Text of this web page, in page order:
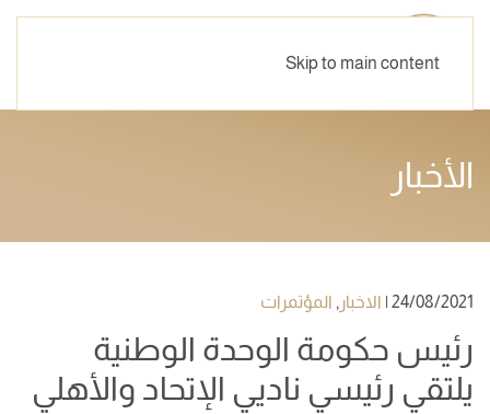
Skip to main content
الأخبار
24/08/2021
| الاخبار , المؤتمرات
رئيس حكومة الوحدة الوطنية
يلتقي رئيسي ناديي الإتحاد والأهلي